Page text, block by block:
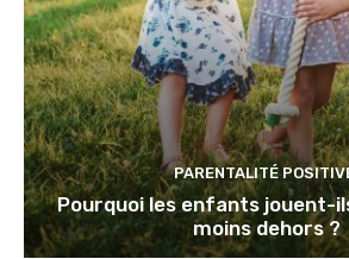
PARENTALITÉ
Pourquoi les enfants jouent-
moins dehors ?